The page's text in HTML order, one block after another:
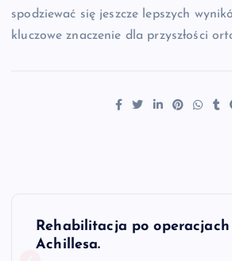
spodziewać się jeszcze lepszych
kluczowe znaczenie dla przyszłości
NRehabilitacja po operacjach
Achillesa.